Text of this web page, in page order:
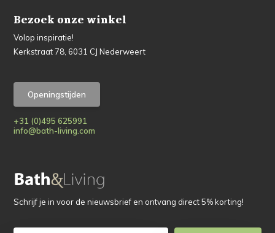
Bezoek onze winkel
Volop inspiratie!
Kerkstraat 78, 6031 CJ Nederweert
Openingstijden
+31 (0)495 625991
info@bath-living.com
Schrijf je in voor de nieuwsbrief en ontvang direct 5% korting!